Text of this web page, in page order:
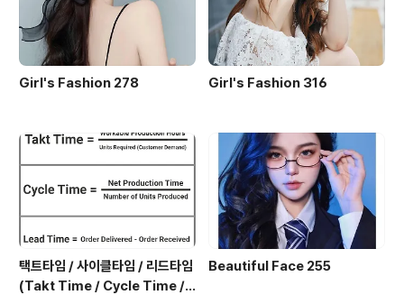
Girl's Fashion 278 Girl's Fashion 316
택트타임 / 사이클타임 / 리드타임
(Takt Time / Cycle Time / L
Beautiful Face 255